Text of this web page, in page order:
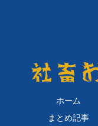
ホーム
まとめ記事